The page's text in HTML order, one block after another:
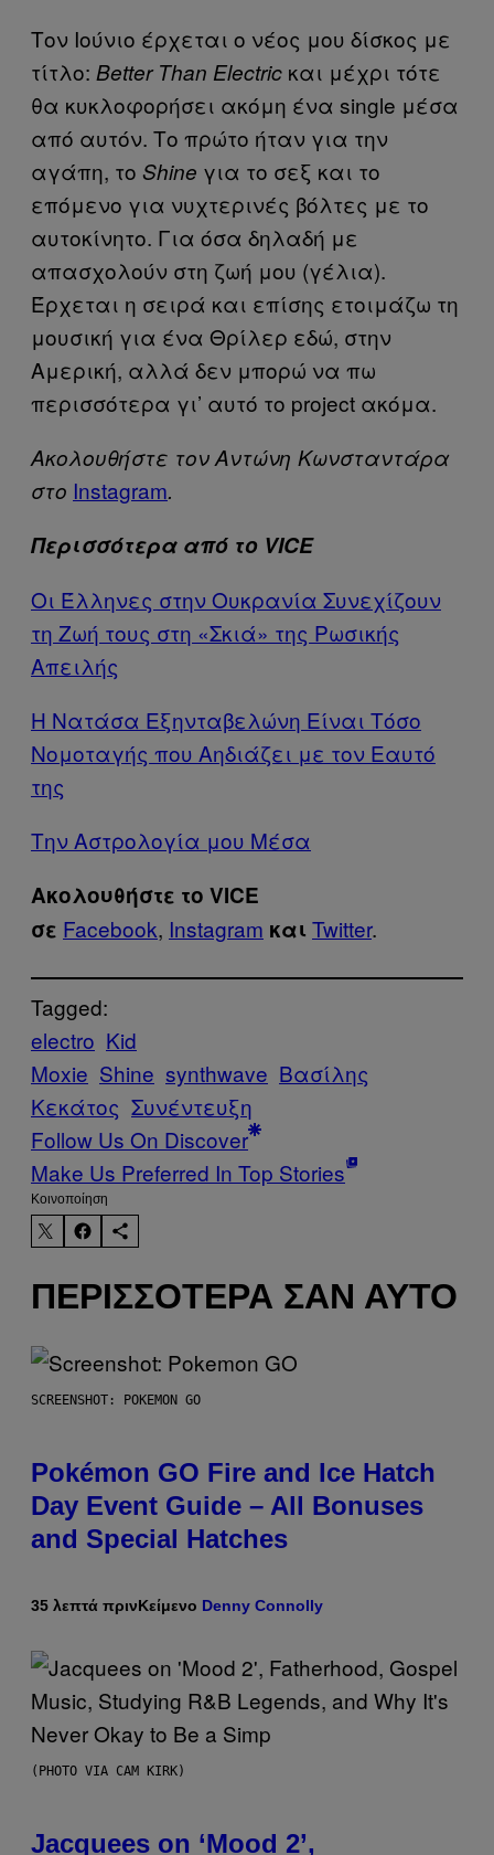
Τον Ιούνιο έρχεται ο νέος μου δίσκος με
τίτλο: Better Than Electric και μέχρι τότε
θα κυκλοφορήσει ακόμη ένα single μέσα
από αυτόν. Το πρώτο ήταν για την
αγάπη, το Shine για το σεξ και το
επόμενο για νυχτερινές βόλτες με το
αυτοκίνητο. Για όσα δηλαδή με
απασχολούν στη ζωή μου (γέλια).
Έρχεται η σειρά και επίσης ετοιμάζω τη
μουσική για ένα Θρίλερ εδώ, στην
Αμερική, αλλά δεν μπορώ να πω
περισσότερα γι’ αυτό το project ακόμα.
Ακολουθήστε τον Αντώνη Κωνσταντάρα
στο Ιnstagram.
Περισσότερα από το VICE
Οι Έλληνες στην Ουκρανία Συνεχίζουν
τη Ζωή τους στη «Σκιά» της Ρωσικής
Απειλής
Η Νατάσα Εξηνταβελώνη Είναι Τόσο
Νομοταγής που Αηδιάζει με τον Εαυτό
της
Την Αστρολογία μου Μέσα
Ακολουθήστε το VICE
σε Facebook, Instagram και Twitter.
Tagged:
electro Kid
Moxie Shine synthwave Βασίλης
Κεκάτος Συνέντευξη
Follow Us On Discover
Make Us Preferred In Top Stories
Kοινοποίηση
ΠΕΡΙΣΣΌΤΕΡΑ ΣΑΝ ΑΥΤΌ
SCREENSHOT: POKEMON GO
Pokémon GO Fire and Ice Hatch
Day Event Guide – All Bonuses
and Special Hatches
35 λεπτά πρινΚείμενο Denny Connolly
(PHOTO VIA CAM KIRK)
Jacquees on ‘Mood 2’,